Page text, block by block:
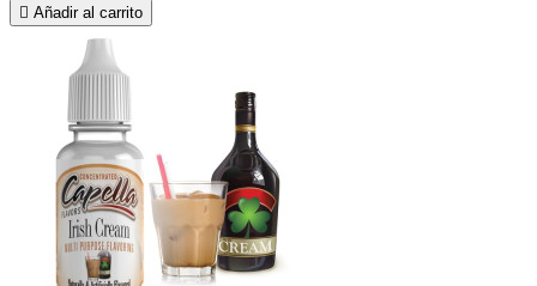
 Añadir al carrito